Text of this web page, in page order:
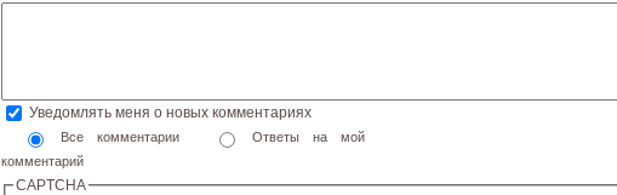
Уведомлять меня о новых комментариях
Все комментарии
Ответы на мой
комментарий
CAPTCHA